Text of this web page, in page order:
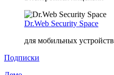
Dr.Web Security Space
для мобильных устройств
Подписки